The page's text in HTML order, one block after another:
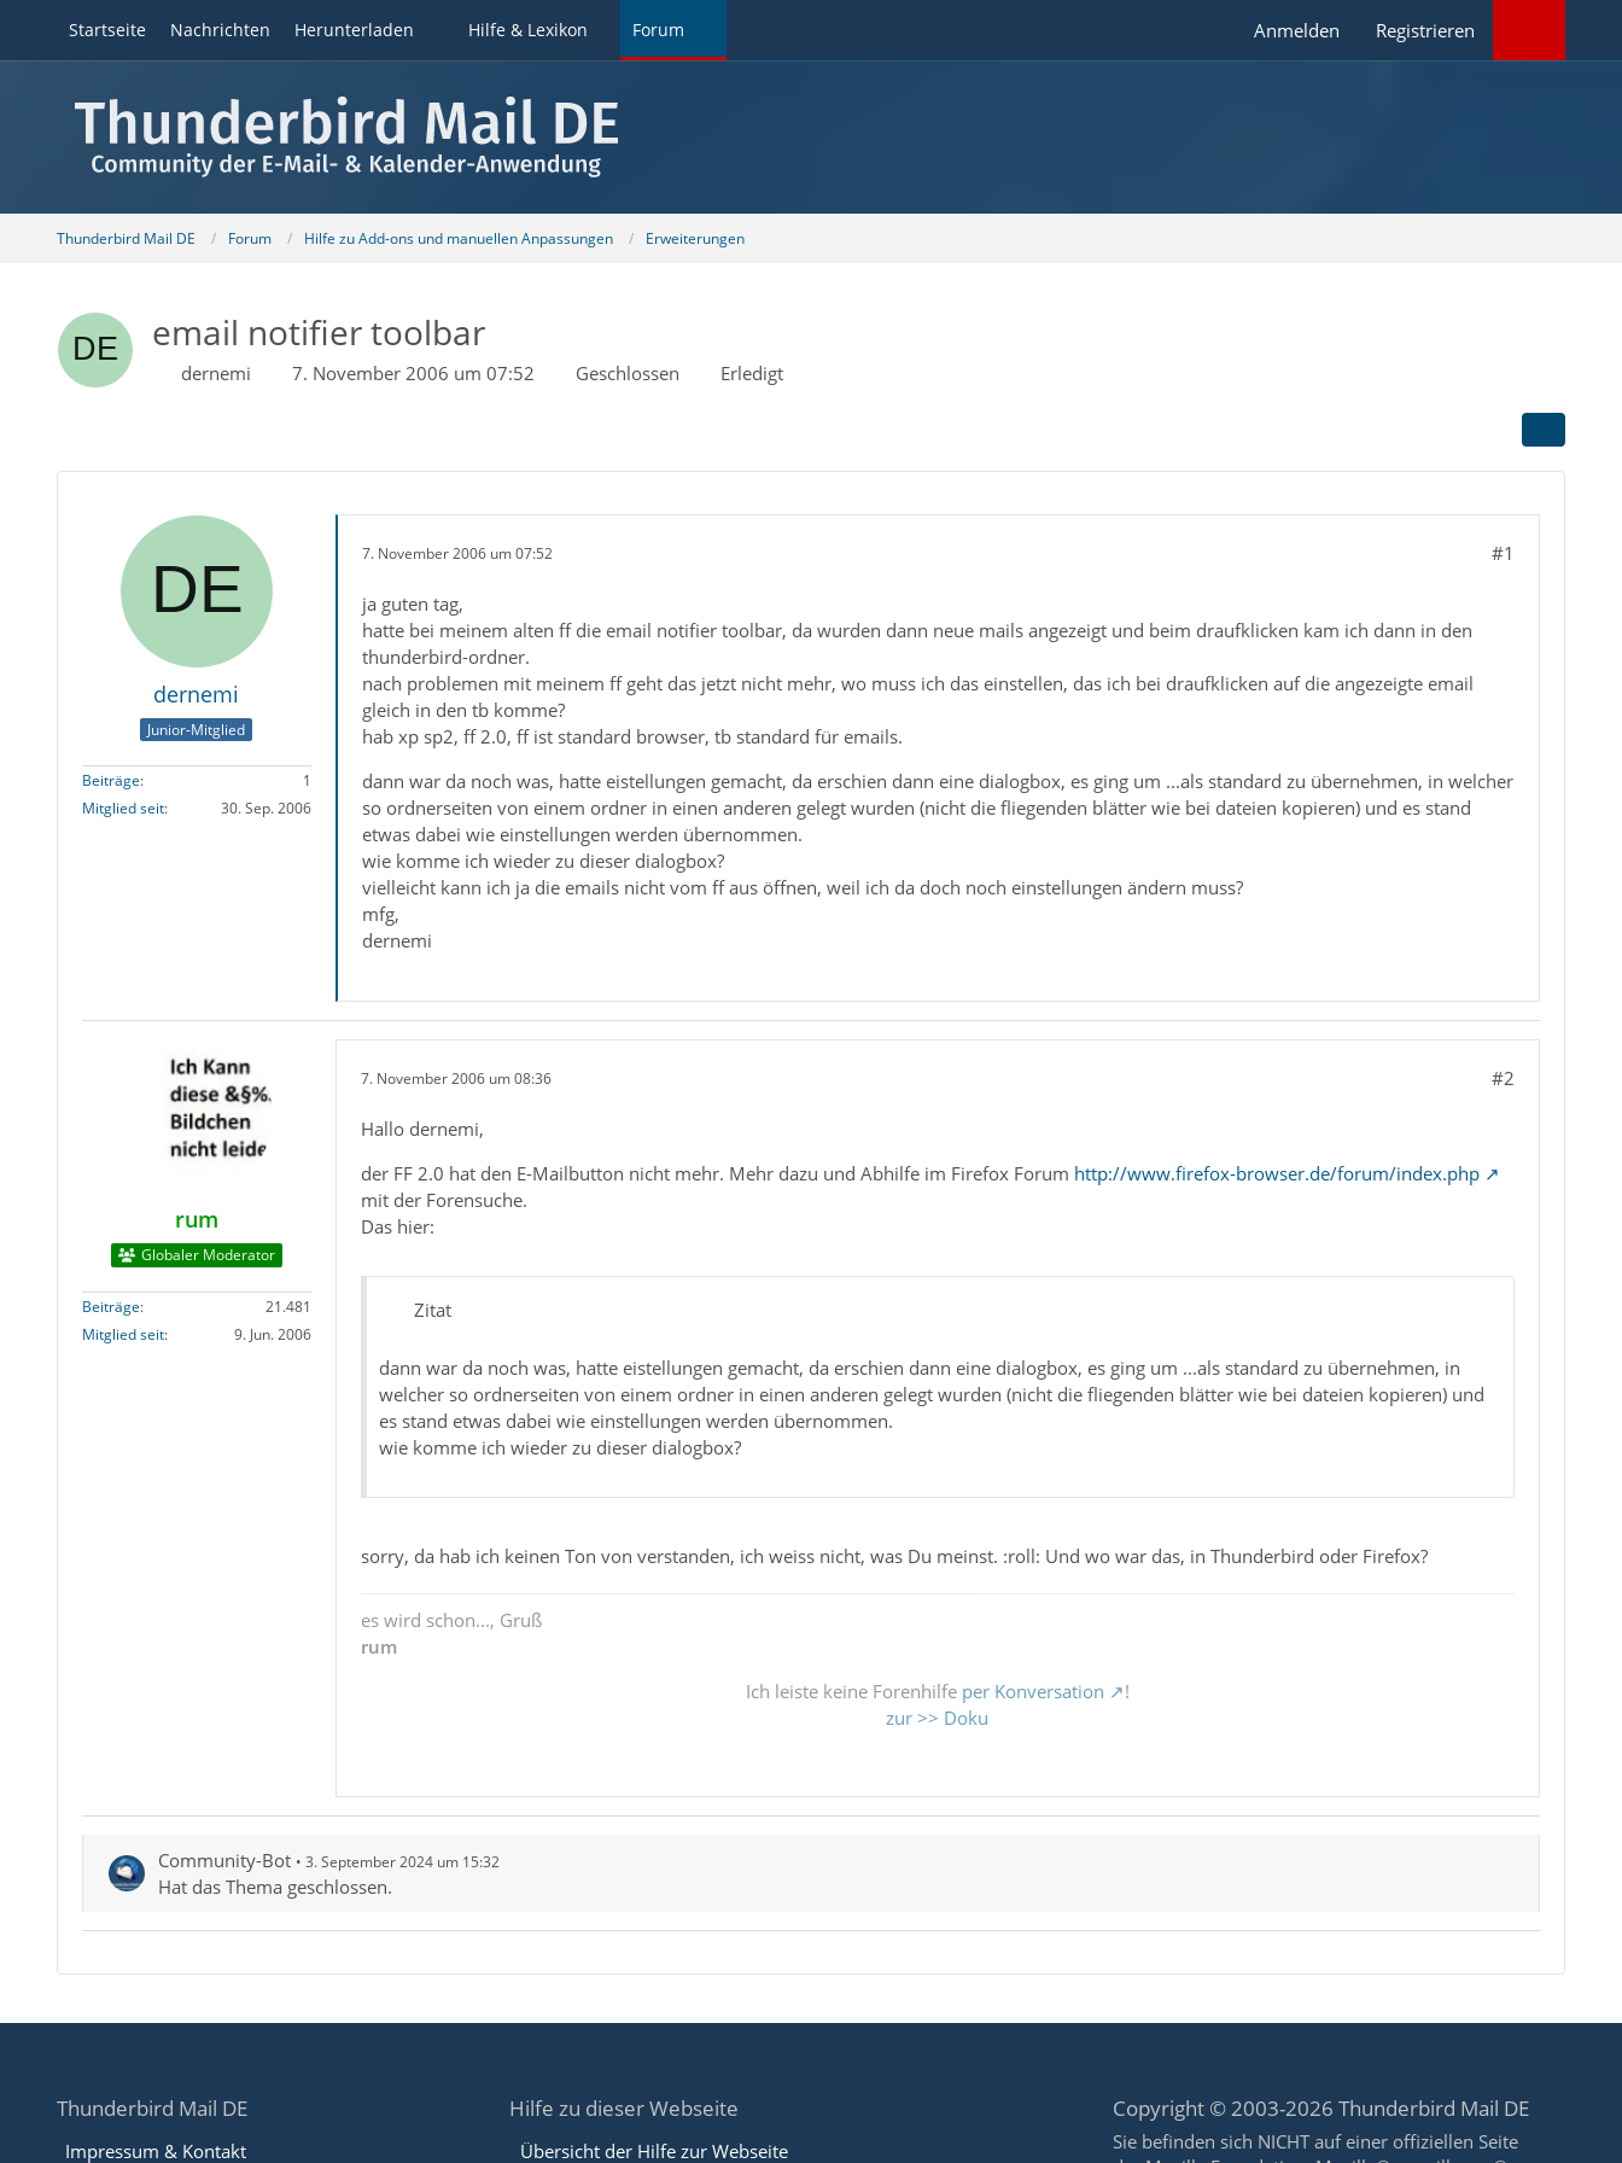
Startseite Nachrichten Herunterladen Hilfe & Lexikon Forum Anmelden Registrieren
Thunderbird Mail DE Forum Hilfe zu Add-ons und manuellen Anpassungen Erweiterungen
email notifier toolbar
dernemi 7. November 2006 um 07:52 Geschlossen Erledigt
dernemi
Junior-Mitglied
Beiträge
1
Mitglied seit
30. Sep. 2006
7. November 2006 um 07:52 #1
ja guten tag,
hatte bei meinem alten ff die email notifier toolbar, da wurden dann neue mails angezeigt und beim draufklicken kam ich dann in den
thunderbird-ordner.
nach problemen mit meinem ff geht das jetzt nicht mehr, wo muss ich das einstellen, das ich bei draufklicken auf die angezeigte email
gleich in den tb komme?
hab xp sp2, ff 2.0, ff ist standard browser, tb standard für emails.
dann war da noch was, hatte eistellungen gemacht, da erschien dann eine dialogbox, es ging um ...als standard zu übernehmen, in welcher
so ordnerseiten von einem ordner in einen anderen gelegt wurden (nicht die fliegenden blätter wie bei dateien kopieren) und es stand
etwas dabei wie einstellungen werden übernommen.
wie komme ich wieder zu dieser dialogbox?
vielleicht kann ich ja die emails nicht vom ff aus öffnen, weil ich da doch noch einstellungen ändern muss?
mfg,
dernemi
rum
Globaler Moderator
Beiträge
21.481
Mitglied seit
9. Jun. 2006
7. November 2006 um 08:36 #2
Hallo dernemi,
der FF 2.0 hat den E-Mailbutton nicht mehr. Mehr dazu und Abhilfe im Firefox Forum http://www.firefox-browser.de/forum/index.php
mit der Forensuche.
Das hier:
Zitat
dann war da noch was, hatte eistellungen gemacht, da erschien dann eine dialogbox, es ging um ...als standard zu übernehmen, in
welcher so ordnerseiten von einem ordner in einen anderen gelegt wurden (nicht die fliegenden blätter wie bei dateien kopieren) und
es stand etwas dabei wie einstellungen werden übernommen.
wie komme ich wieder zu dieser dialogbox?
sorry, da hab ich keinen Ton von verstanden, ich weiss nicht, was Du meinst. :roll: Und wo war das, in Thunderbird oder Firefox?
es wird schon..., Gruß
rum
Ich leiste keine Forenhilfe per Konversation
!
zur >> Doku
Community-Bot 3. September 2024 um 15:32
Hat das Thema geschlossen.
Thunderbird Mail DE
Impressum & Kontakt
Hilfe zu dieser Webseite
Übersicht der Hilfe zur Webseite
Copyright © 2003-2026 Thunderbird Mail DE
Sie befinden sich NICHT auf einer offiziellen Seite